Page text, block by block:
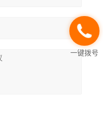
一键拨号